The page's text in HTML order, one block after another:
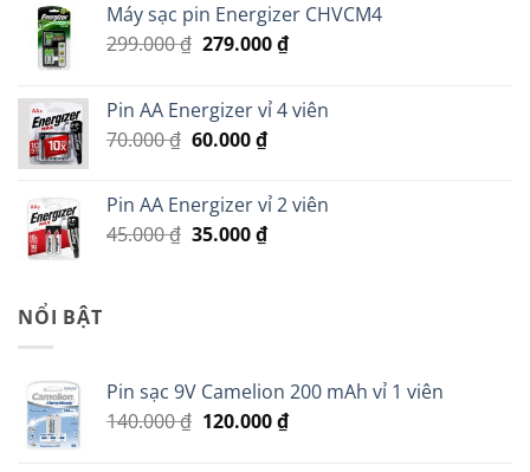
Máy sạc pin Energizer CHVCM4
299.000₫ Giá
299.000 ₫.
279.000₫Giá
là:
Pin AA Energizer vỉ 4 viên
70.000₫ Giá
70.000 ₫.
60.000₫Giá
là:
60.000 ₫.
Pin AA Energizer vỉ 2 viên
45.000₫ Giá
35.000₫Giá
NỔI BẬT
Pin sạc 9V Camelion 200 mAh vỉ 1 viên
140.000₫ Giá
120.000₫Giá